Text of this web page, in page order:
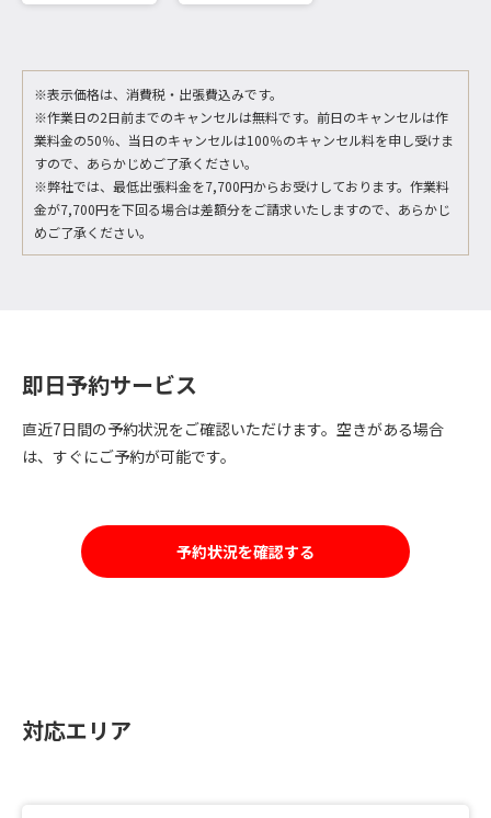
※表示価格は、消費税・出張費込みです。
※作業日の2日前までのキャンセルは無料です。前日のキャンセルは作
業料金の50％、当日のキャンセルは100％のキャンセル料を申し受けま
すので、あらかじめご了承ください。
※弊社では、最低出張料金を7,700円からお受けしております。作業料
金が7,700円を下回る場合は差額分をご請求いたしますので、あらかじ
めご了承ください。
即日予約サービス
直近7日間の予約状況をご確認いただけます。空きがある場合
は、すぐにご予約が可能です。
予約状況を確認する
対応エリア